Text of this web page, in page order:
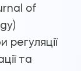
of
та